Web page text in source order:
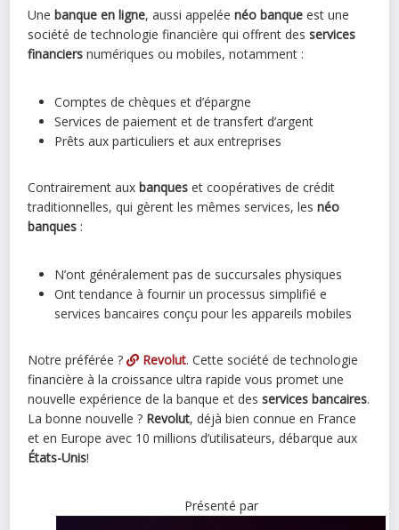
Une banque en ligne, aussi appeléenéo banque est une
société de technologie financière qui offrent des services
financiers numériques ou mobiles, notamment :
Comptes de chèques et d’épargne
Services de paiement et de transfert d’argent
Prêts aux particuliers et aux entreprises
Contrairement aux banques et coopératives de crédit
traditionnelles, qui gèrent les mêmes services, lesnéo
banques :
N’ont généralement pas de succursales physiques
Ont tendance à fournir un processus simplifié e
services bancaires conçu pour les appareils mobiles
Notre préférée ? Revolut. Cette société de technologie
financière à la croissance ultra rapide vous promet une
nouvelle expérience de la banque et desservices bancaires.
La bonne nouvelle ? Revolut, déjà bien connue en France
et en Europe avec 10 millions d’utilisateurs, débarque aux
États-Unis!
Présenté par